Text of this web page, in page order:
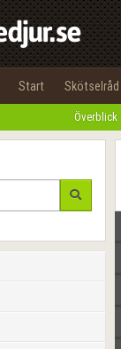
Start Skötselråd
Överblick